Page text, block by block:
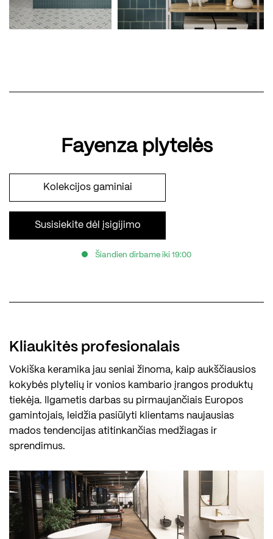
Fayenza plytelės
Kolekcijos gaminiai
Susisiekite dėl įsigijimo
Šiandien dirbame iki 19:00
Kliaukitės profesionalais
Vokiška keramika jau seniai žinoma, kaip aukščiausios
kokybės plytelių ir vonios kambario įrangos produktų
tiekėja. Ilgametis darbas su pirmaujančiais Europos
gamintojais, leidžia pasiūlyti klientams naujausias
mados tendencijas atitinkančias medžiagas ir
sprendimus.